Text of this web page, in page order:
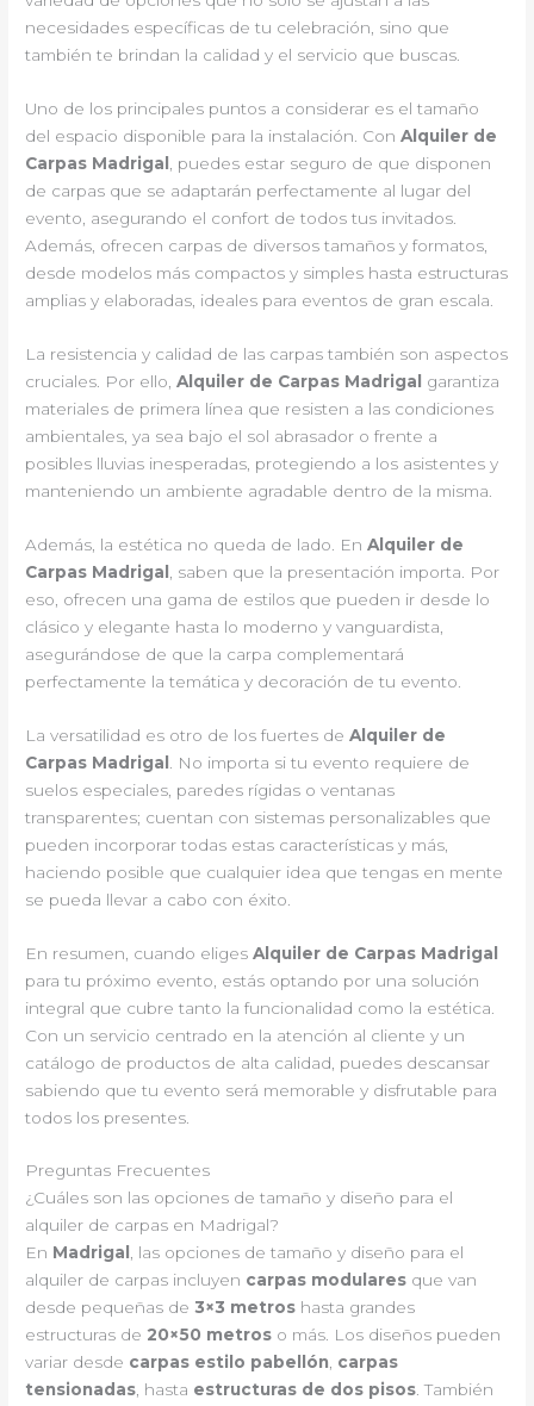
necesidades específicas de tu celebración, sino que
también te brindan la calidad y el servicio que buscas.
Uno de los principales puntos a considerar es el tamaño
del espacio disponible para la instalación. ConAlquiler de
Carpas Madrigal
, puedes estar seguro de que disponen
de carpas que se adaptarán perfectamente al lugar del
evento, asegurando el confort de todos tus invitados.
Además, ofrecen carpas de diversos tamaños y formatos,
desde modelos más compactos y simples hasta estructuras
amplias y elaboradas, ideales para eventos de gran escala.
La resistencia y calidad de las carpas también son aspectos
cruciales. Por ello,Alquiler de Carpas Madrigal
garantiza
materiales de primera línea que resisten a las condiciones
ambientales, ya sea bajo el sol abrasador o frente a
posibles lluvias inesperadas, protegiendo a los asistentes y
manteniendo un ambiente agradable dentro de la misma.
Además, la estética no queda de lado. EnAlquiler de
Carpas Madrigal
, saben que la presentación importa. Por
eso, ofrecen una gama de estilos que pueden ir desde lo
clásico y elegante hasta lo moderno y vanguardista,
asegurándose de que la carpa complementará
perfectamente la temática y decoración de tu evento.
La versatilidad es otro de los fuertes deAlquiler de
Carpas Madrigal
. No importa si tu evento requiere de
suelos especiales, paredes rígidas o ventanas
transparentes; cuentan con sistemas personalizables que
pueden incorporar todas estas características y más,
haciendo posible que cualquier idea que tengas en mente
se pueda llevar a cabo con éxito.
En resumen, cuando eligesAlquiler de Carpas Madrigal
para tu próximo evento, estás optando por una solución
integral que cubre tanto la funcionalidad como la estética.
Con un servicio centrado en la atención al cliente y un
catálogo de productos de alta calidad, puedes descansar
sabiendo que tu evento será memorable y disfrutable para
todos los presentes.
Preguntas Frecuentes
¿Cuáles son las opciones de tamaño y diseño para el
alquiler de carpas en Madrigal?
En Madrigal , las opciones de tamaño y diseño para el
alquiler de carpas incluyen carpas modulares que van
desde pequeñas de3×3 metros hasta grandes
estructuras de 20×50 metros o más. Los diseños pueden
variar desde carpas estilo pabellón, carpas
tensionadas, hasta estructuras de dos pisos. También